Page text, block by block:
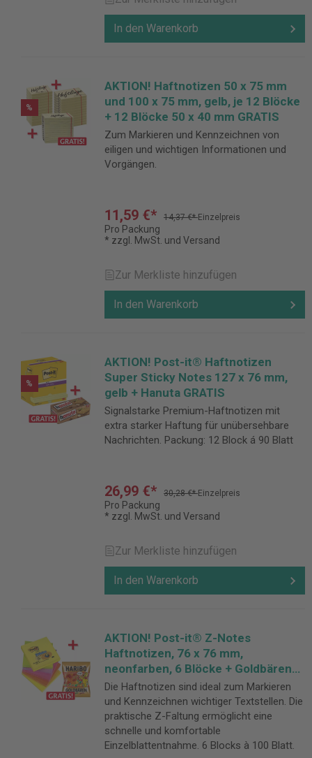
In den Warenkorb
%
AKTION! Haftnotizen 50 x 75 mm
und 100 x 75 mm, gelb, je 12 Blöcke
+ 12 Blöcke 50 x 40 mm GRATIS
Zum Markieren und Kennzeichnen von
eiligen und wichtigen Informationen und
Vorgängen.
11,59 €* 14,37 €*Einzelpreis
Pro Packung
* zzgl. MwSt. und Versand
Zur Merkliste hinzufügen
In den Warenkorb
%
AKTION! Post-it® Haftnotizen
Super Sticky Notes 127 x 76 mm,
gelb + Hanuta GRATIS
Signalstarke Premium-Haftnotizen mit
extra starker Haftung für unübersehbare
Nachrichten. Packung: 12 Block á 90 Blatt
26,99 €* 30,28 €*Einzelpreis
Pro Packung
* zzgl. MwSt. und Versand
Zur Merkliste hinzufügen
In den Warenkorb
AKTION! Post-it® Z-Notes
Haftnotizen, 76 x 76 mm,
neonfarben, 6 Blöcke + Goldbären
GRATIS
Die Haftnotizen sind ideal zum Markieren
und Kennzeichnen wichtiger Textstellen. Die
praktische Z-Faltung ermöglicht eine
schnelle und komfortable
Einzelblattentnahme. 6 Blocks à 100 Blatt.